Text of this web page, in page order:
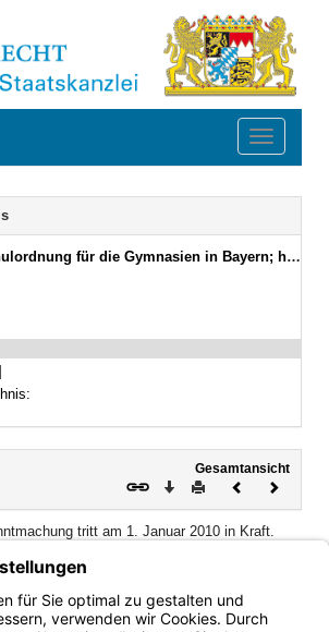
Toggle
für die Gymnasien in Bayern; hier: Zeugnismuster für die Kollegs
Gesamtansicht
Download
DruckenVorheriges
tritt am 1. Januar 2010 in Kraft.